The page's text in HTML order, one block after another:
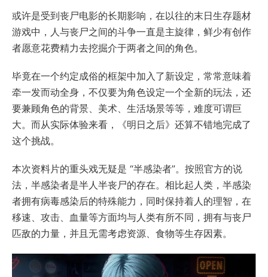
或许是受到丧尸电影的长期影响，在以往的末日生存题材
游戏中，人与丧尸之间的斗争一直是主旋律，鲜少有创作
者愿意花费精力去挖掘介于两者之间的角色。
毕竟在一个约定成俗的框架中加入了新设定，常常意味着
牵一发而动全身，不仅要为角色设定一个全新的玩法，还
要兼顾角色的背景、美术、生活场景等等，难度可谓巨
大。而从实际体验来看，《明日之后》还算不错地完成了
这个挑战。
本次资料片的重头戏无疑是 “半感染者”。按照官方的说
法，半感染者是半人半丧尸的存在。相比起人类，半感染
者拥有病毒感染后的特殊能力，同时保持着人的理智，在
移速、攻击、血量等方面均与人类有所不同，拥有与丧尸
匹敌的力量，并且无需考虑资源、食物等生存因素。